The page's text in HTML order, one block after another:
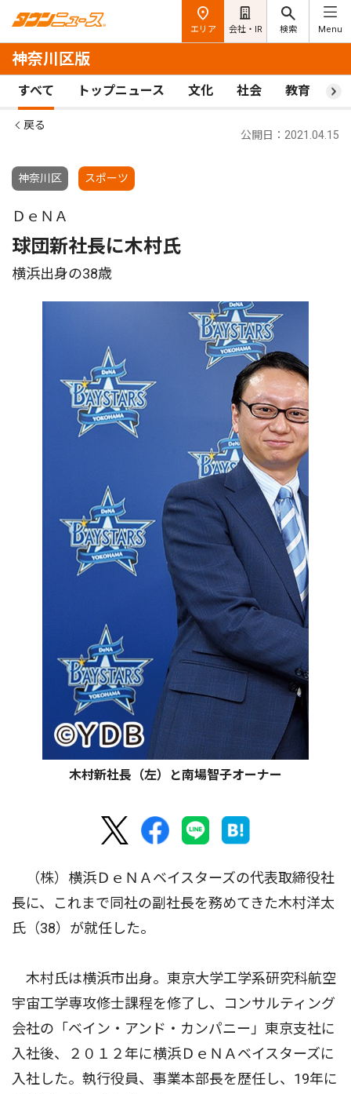
エリア 会社・IR 検索 Menu
神奈川区版
すべて トップニュース 文化 社会 教育 ス
戻る
神奈川区 スポーツ
公開日：2021.04.15
ＤｅＮＡ
球団新社長に木村氏
横浜出身の38歳
木村新社長（左）と南場智子オーナー
（株）横浜ＤｅＮＡベイスターズの代表取締役社
長に、これまで同社の副社長を務めてきた木村洋太
氏（38）が就任した。
木村氏は横浜市出身。東京大学工学系研究科航空
宇宙工学専攻修士課程を修了し、コンサルティング
会社の「ベイン・アンド・カンパニー」東京支社に
入社後、２０１２年に横浜ＤｅＮＡベイスターズに
入社した。執行役員、事業本部長を歴任し、19年に